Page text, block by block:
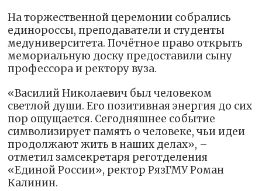
На торжественной церемонии собрались
единороссы, преподаватели и студенты
медуниверситета. Почётное право открыть
мемориальную доску предоставили сыну
профессора и ректору вуза.
«Василий Николаевич был человеком
светлой души. Его позитивная энергия до сих
пор ощущается. Сегодняшнее событие
символизирует память о человеке, чьи идеи
продолжают жить в наших делах», –
отметил замсекретаря реготделения
«Единой России», ректор РязГМУ Роман
Калинин.